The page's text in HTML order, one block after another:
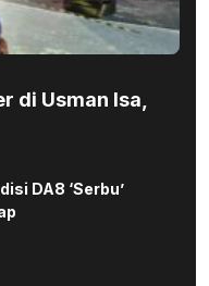
di Usman Isa,
DA8 ‘Serbu’